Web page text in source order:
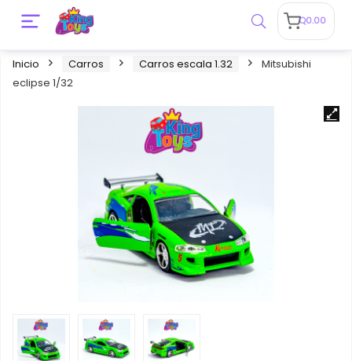
Q0.00
Inicio Carros Carros escala 1.32
Mitsubishi
eclipse 1/32